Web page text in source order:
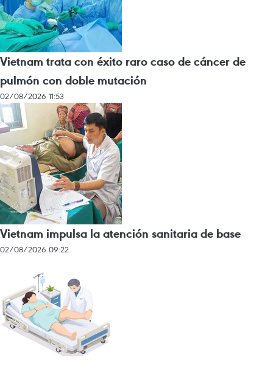
Vietnam trata con éxito raro caso de cáncer de
pulmón con doble mutación
02/08/2026 11:53
Vietnam impulsa la atención sanitaria de base
02/08/2026 09:22